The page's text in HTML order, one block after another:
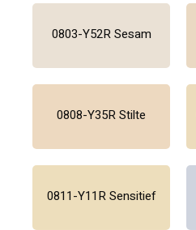
0803-Y52R Sesam
0808-Y35R Stilte
0811-Y11R Sensitief